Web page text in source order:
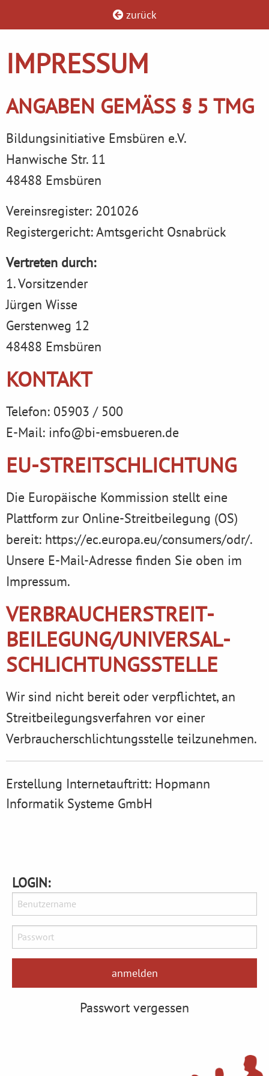
zurück
IMPRESSUM
ANGABEN GEMÄSS § 5 TMG
Bildungsinitiative Emsbüren e.V.
Hanwische Str. 11
48488 Emsbüren
Vereinsregister: 201026
Registergericht: Amtsgericht Osnabrück
Vertreten durch:
1. Vorsitzender
Jürgen Wisse
Gerstenweg 12
48488 Emsbüren
KONTAKT
Telefon: 05903 / 500
E-Mail: info@bi-emsbueren.de
EU-STREITSCHLICHTUNG
Die Europäische Kommission stellt eine
Plattform zur Online-Streitbeilegung (OS)
bereit: https://ec.europa.eu/consumers/odr/.
Unsere E-Mail-Adresse finden Sie oben im
Impressum.
VERBRAUCHER­STREIT­
BEILEGUNG/UNIVERSAL­
SCHLICHTUNGS­STELLE
Wir sind nicht bereit oder verpflichtet, an
Streitbeilegungsverfahren vor einer
Verbraucherschlichtungsstelle teilzunehmen.
Erstellung Internetauftritt: Hopmann
Informatik Systeme GmbH
LOGIN:
Passwort vergessen